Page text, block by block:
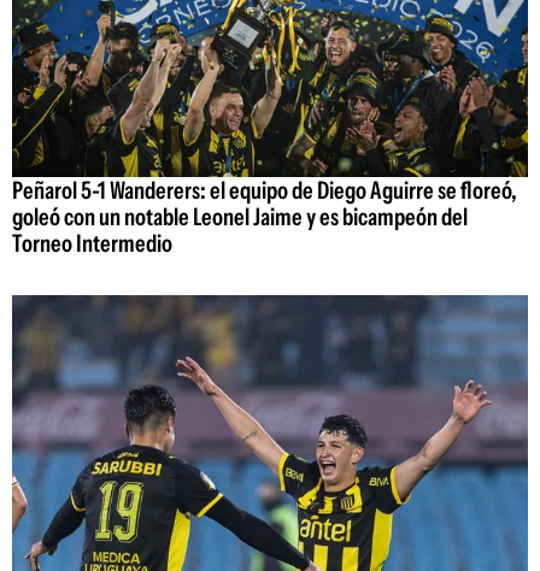
Peñarol 5-1 Wanderers: el equipo de Diego Aguirre se floreó,
goleó con un notable Leonel Jaime y es bicampeón del
Torneo Intermedio